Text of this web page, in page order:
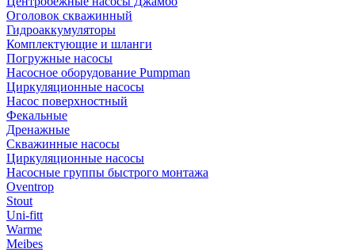
Оголовок скважинный
Гидроаккумуляторы
Комплектующие и шланги
Погружные насосы
Насосное оборудование Pumpman
Циркуляционные насосы
Насос поверхностный
Фекальные
Дренажные
Скважинные насосы
Циркуляционные насосы
Насосные группы быстрого монтажа
Oventrop
Stout
Uni-fitt
Warme
Meibes